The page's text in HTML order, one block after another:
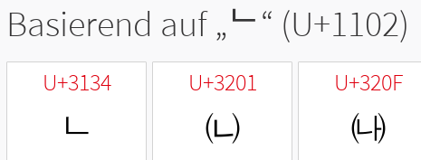
Basierend auf „ᄂ“ (U+1102)
U+3134
ㄴ
U+3201
㈁
U+320F
㈏